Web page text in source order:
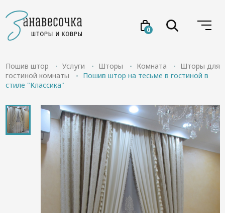
0
Услуги
Акции
Проекты
О нас
Отзывы
Пошив штор Услуги Шторы Комната
Шторы для
гостиной комнаты
Пошив штор на тесьме в гостиной в
стиле "Классика"